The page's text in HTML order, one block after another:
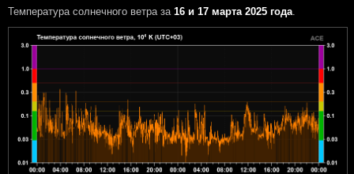
Температура солнечного ветра за 16 и 17 марта 2025 года